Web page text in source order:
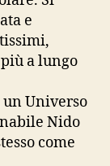
e
a lungo
un Universo
Nido
come